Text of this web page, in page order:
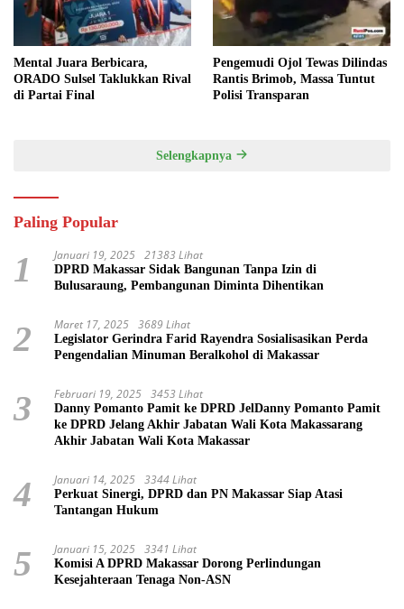
Mental Juara Berbicara,
ORADO Sulsel Taklukkan Rival
di Partai Final
Pengemudi Ojol Tewas Dilindas
Rantis Brimob, Massa Tuntut
Polisi Transparan
Selengkapnya
Paling Popular
1 Januari 19, 2025 21383 Lihat
DPRD Makassar Sidak Bangunan Tanpa Izin di
Bulusaraung, Pembangunan Diminta Dihentikan
2 Maret 17, 2025 3689 Lihat
Legislator Gerindra Farid Rayendra Sosialisasikan Perda
Pengendalian Minuman Beralkohol di Makassar
3 Februari 19, 2025 3453 Lihat
Danny Pomanto Pamit ke DPRD JelDanny Pomanto Pamit
ke DPRD Jelang Akhir Jabatan Wali Kota Makassarang
Akhir Jabatan Wali Kota Makassar
4 Januari 14, 2025 3344 Lihat
Perkuat Sinergi, DPRD dan PN Makassar Siap Atasi
Tantangan Hukum
5 Januari 15, 2025 3341 Lihat
Komisi A DPRD Makassar Dorong Perlindungan
Kesejahteraan Tenaga Non-ASN